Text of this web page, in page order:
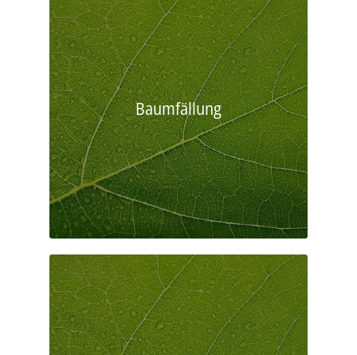
Baumfällung